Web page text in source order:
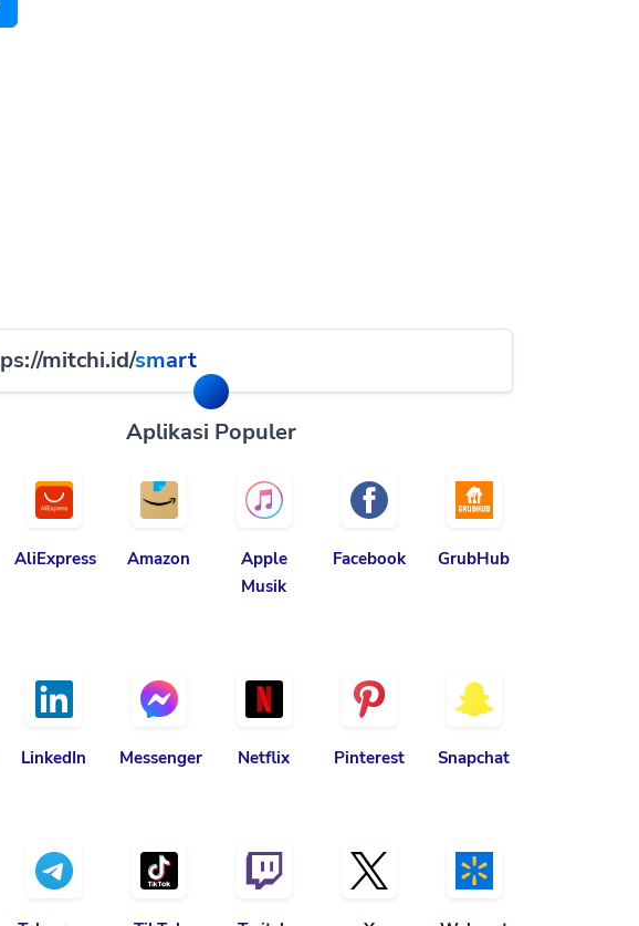
mitchi.id/smart
Aplikasi Populer
AliExpress Amazon
Apple
Musik
Facebook GrubHub
LinkedIn Messenger Netflix Pinterest Snapchat